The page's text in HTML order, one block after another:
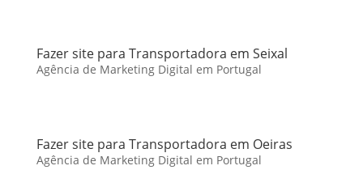
Fazer site para Transportadora em Seixal
Agência de Marketing Digital em Portugal
Fazer site para Transportadora em Oeiras
Agência de Marketing Digital em Portugal